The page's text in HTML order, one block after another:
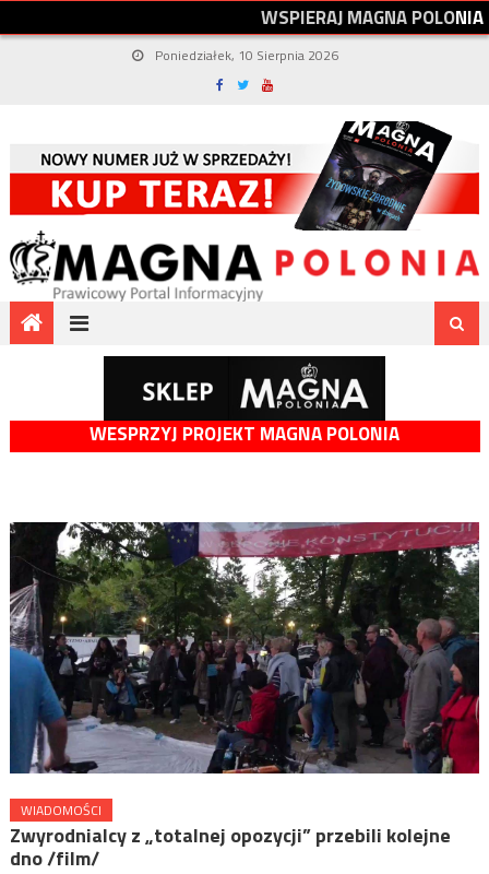
WSPIERAJMAGNAPOLONIA
Poniedziałek, 10 Sierpnia 2026
WESPRZYJ PROJEKT MAGNA POLONIA
WIADOMOŚCI
Zwyrodnialcy z „totalnej opozycji” przebili kolejne
dno /film/